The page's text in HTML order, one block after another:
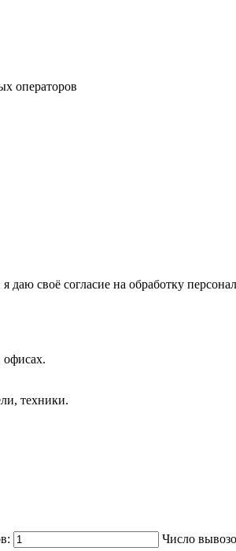
операторов
даю своё согласие на обработку
техники.
Число